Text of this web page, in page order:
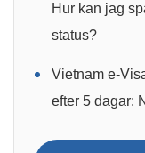
Hur kan jag
status?
Vietnam e-
efter 5 dagar: